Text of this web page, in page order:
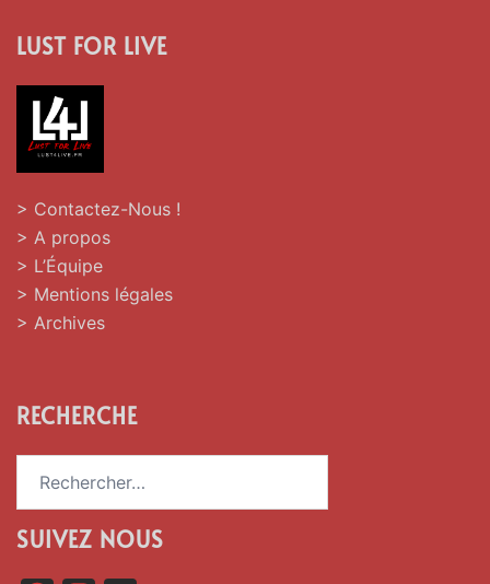
LUST FOR LIVE
> Contactez-Nous !
> A propos
> L’Équipe
> Mentions légales
> Archives
RECHERCHE
SUIVEZ NOUS